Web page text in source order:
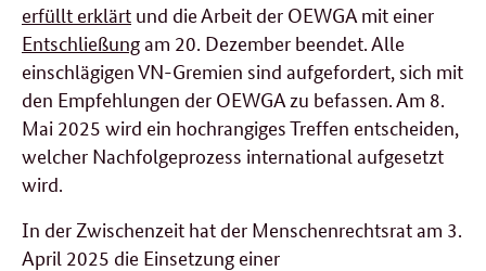
erfüllt erklärt und die Arbeit der OEWGA mit einer
Entschließungam 20. Dezember beendet. Alle
einschlägigen VN-Gremien sind aufgefordert, sich mit
den Empfehlungen der OEWGA zu befassen. Am 8.
Mai 2025 wird ein hochrangiges Treffen entscheiden,
welcher Nachfolgeprozess international aufgesetzt
wird.
In der Zwischenzeit hat der Menschenrechtsrat am 3.
April 2025 die Einsetzung einer